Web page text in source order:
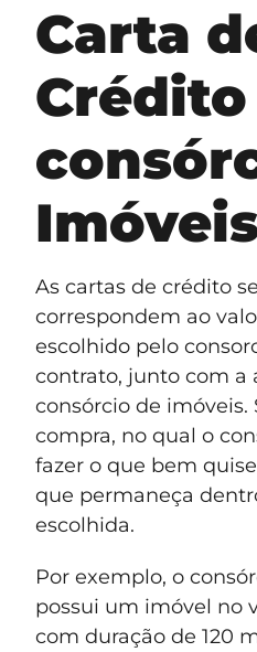
Carta
As cartas de crédito
correspondem ao
escolhido pelo
contrato, junto com a
consórcio de imóveis.
compra, no qual o
fazer o que bem
que permaneça
escolhida.
Por exemplo, o
possui um imóvel no
com duração de 120